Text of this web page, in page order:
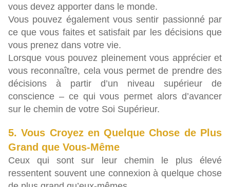
vous devez apporter dans le monde.
Vous pouvez également vous sentir passionné par
ce que vous faites et satisfait par les décisions que
vous prenez dans votre vie.
Lorsque vous pouvez pleinement vous apprécier et
vous reconnaître, cela vous permet de prendre des
décisions à partir d’un niveau supérieur de
conscience – ce qui vous permet alors d’avancer
sur le chemin de votre Soi Supérieur.
5. Vous Croyez en Quelque Chose de Plus
Grand que Vous-Même
Ceux qui sont sur leur chemin le plus élevé
ressentent souvent une connexion à quelque chose